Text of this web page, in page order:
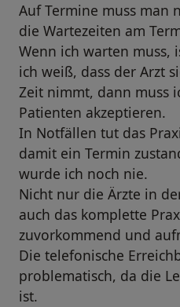
Auf Termine muss man
die Wartezeiten am
Wenn ich warten muss,
ich weiß, dass der Arzt
Zeit nimmt, dann muss
Patienten akzeptieren.
In Notfällen tut das
damit ein Termin
wurde ich noch nie.
Nicht nur die Ärzte in
auch das komplette
zuvorkommend und
Die telefonische
problematisch, da die
ist.